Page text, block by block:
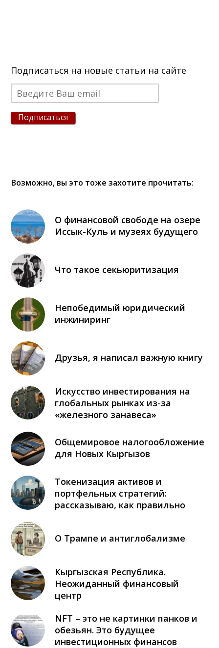
Подписаться на новые статьи на сайте
Подписаться
Возможно, вы это тоже захотите прочитать:
О финансовой свободе на озере
Иссык-Куль и музеях будущего
Что такое секьюритизация
Непобедимый юридический
инжиниринг
Друзья, я написал важную книгу
Искусство инвестирования на
глобальных рынках из-за
«железного занавеса»
Общемировое налогообложение
для Новых Кыргызов
Токенизация активов и
портфельных стратегий:
рассказываю, как правильно
О Трампе и антиглобализме
Кыргызская Республика.
Неожиданный финансовый
центр
NFT – это не картинки панков и
обезьян. Это будущее
инвестиционных финансов